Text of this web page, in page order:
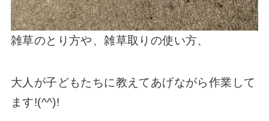
雑草のとり方や、雑草取りの使い方、
大人が子どもたちに教えてあげながら作業して
ます!(^^)!